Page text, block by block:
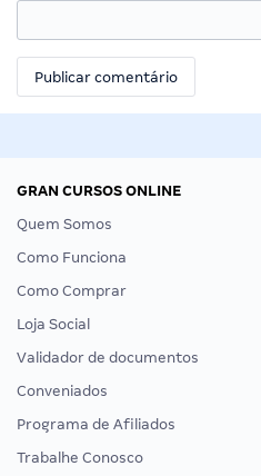
GRAN CURSOS ONLINE
Quem Somos
Como Funciona
Como Comprar
Loja Social
Validador de documentos
Conveniados
Programa de Afiliados
Trabalhe Conosco